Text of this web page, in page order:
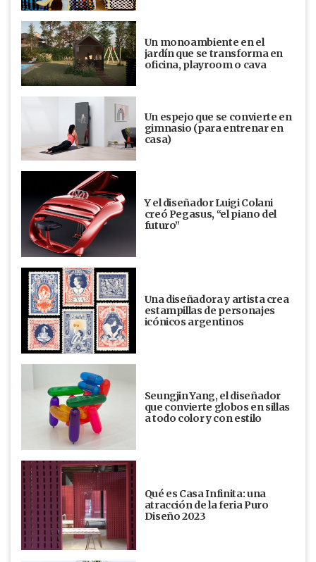
Un monoambiente en el
jardín que se transforma en
oficina, playroom o cava
Un espejo que se convierte en
gimnasio (para entrenar en
casa)
Y el diseñador Luigi Colani
creó Pegasus, “el piano del
futuro”
Una diseñadora y artista crea
estampillas de personajes
icónicos argentinos
Seungjin Yang, el diseñador
que convierte globos en sillas
a todo color y con estilo
Qué es Casa Infinita: una
atracción de la feria Puro
Diseño 2023